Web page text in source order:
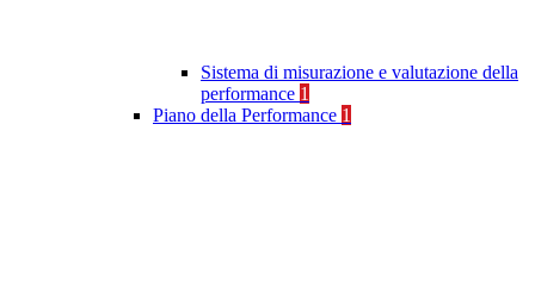
Sistema di misurazione e valutazione della
performance 1
Piano della Performance 1